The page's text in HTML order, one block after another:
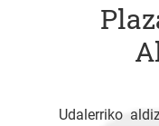
Udalerriko